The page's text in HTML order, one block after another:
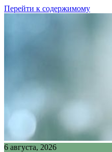
Перейти к содержимому
6 августа, 2026